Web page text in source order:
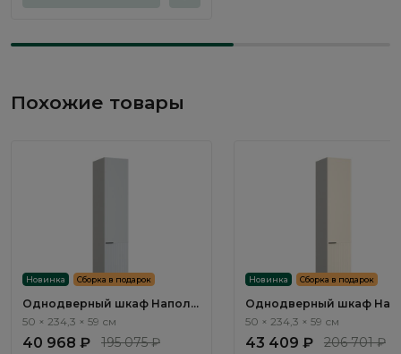
Похожие товары
Новинка Сборка в подарок
Однодверный шкаф Наполи
/ Napoli NP112.1
50 × 234,3 × 59 см
40 968 ₽ 195 075 ₽
Новинка Сборка в подарок
Однодверный шкаф
/ Napoli NP102.2
50 × 234,3 × 59 см
43 409 ₽ 206 701 ₽